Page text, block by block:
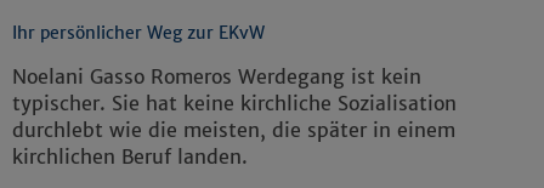
Ihr persönlicher Weg zur EKvW
Noelani Gasso Romeros Werdegang ist kein
typischer. Sie hat keine kirchliche Sozialisation
durchlebt wie die meisten, die später in einem
kirchlichen Beruf landen.